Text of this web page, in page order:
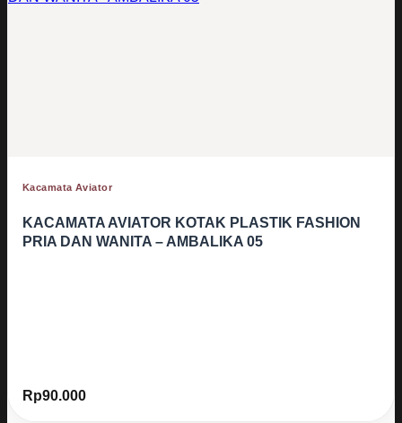
Kacamata Aviator
KACAMATA AVIATOR KOTAK PLASTIK FASHION
PRIA DAN WANITA – AMBALIKA 05
Rp90.000